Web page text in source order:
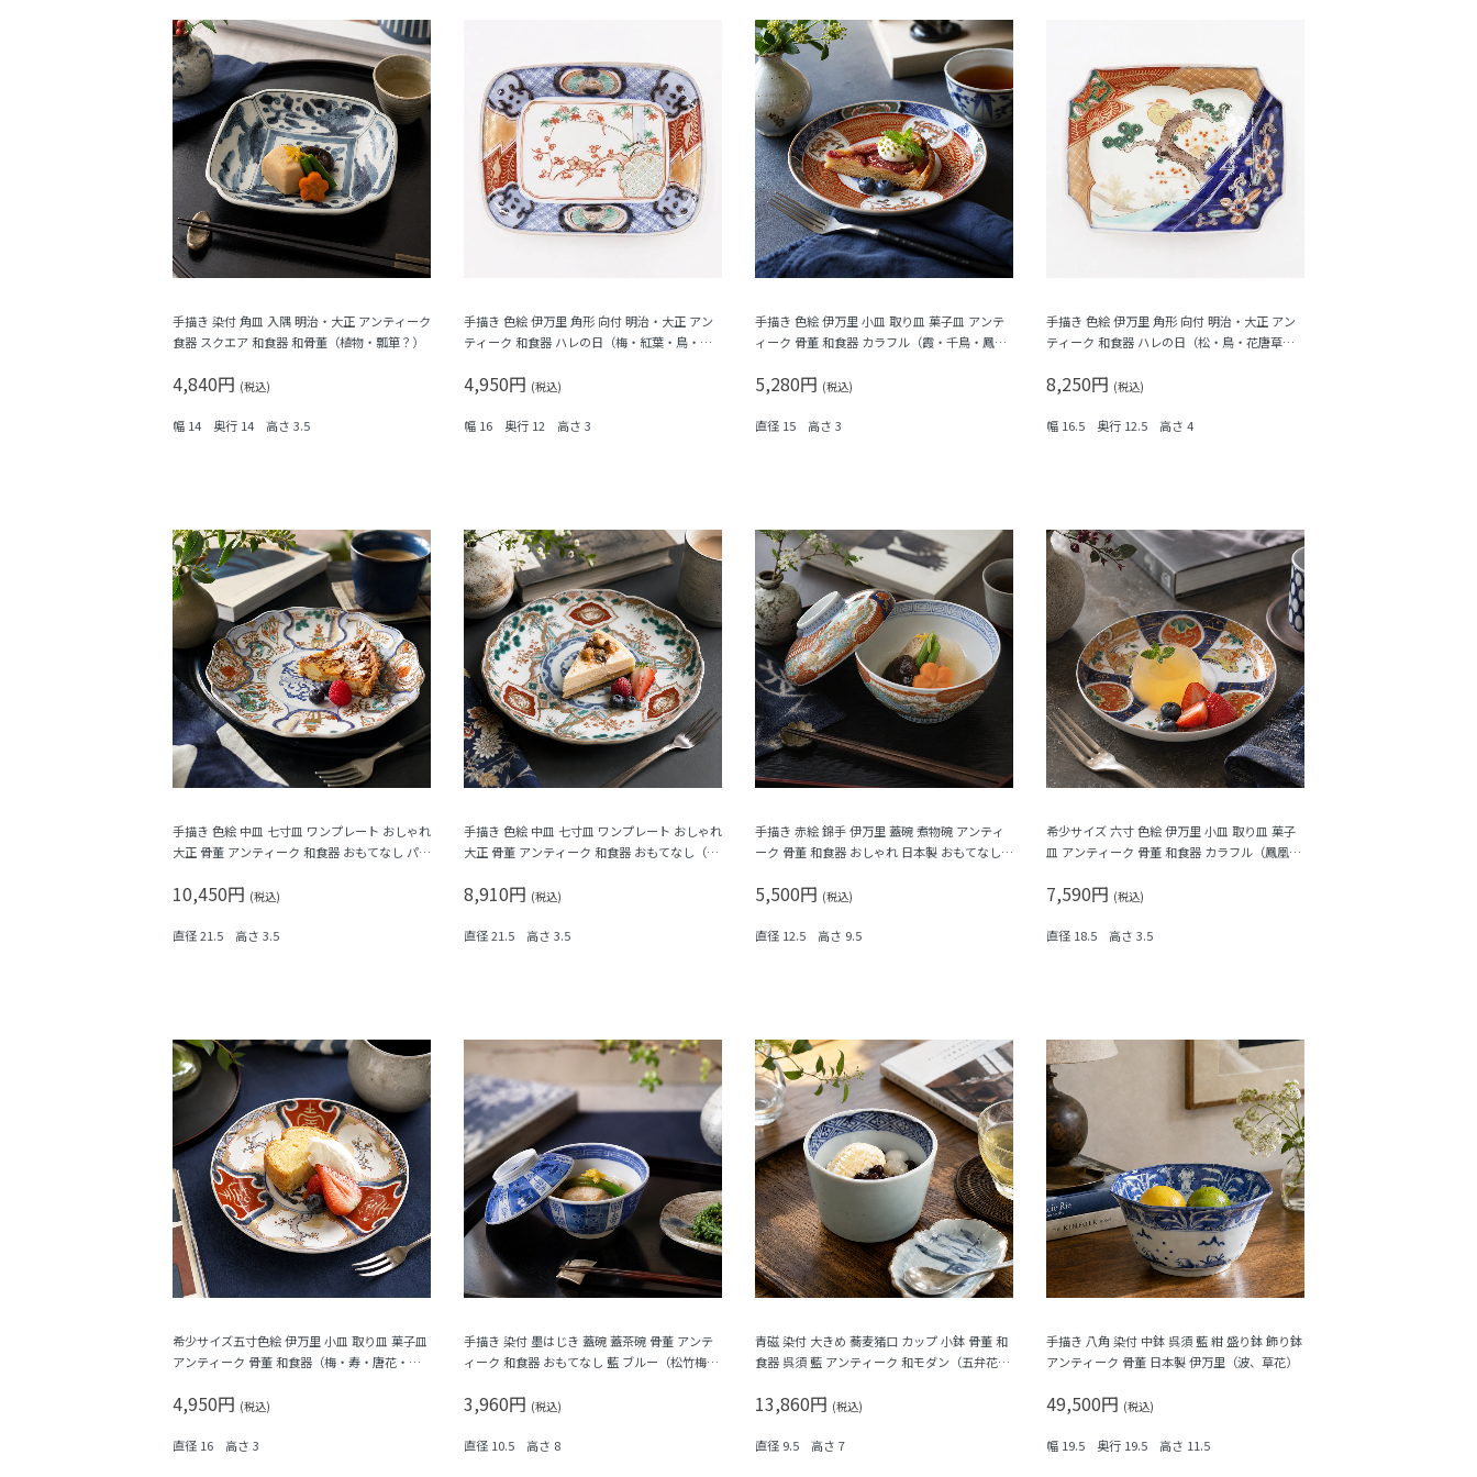
手描き 染付 角皿 入隅 明治・大正 アンティーク
食器 スクエア 和食器 和骨董（植物・瓢箪？）
4,840円 (税込)
幅 14 奥行 14 高さ 3.5
手描き 色絵 伊万里 角形 向付 明治・大正 アン
ティーク 和食器 ハレの日（梅・紅葉・鳥・格
4,950円 (税込)
幅 16 奥行 12 高さ 3
手描き 色絵 伊万里 小皿 取り皿 菓子皿 アンテ
ィーク 骨董 和食器 カラフル（霞・千鳥・鳳
5,280円 (税込)
直径 15 高さ 3
手描き 色絵 伊万里 角形 向付 明治・大正 アン
ティーク 和食器 ハレの日（松・鳥・花唐草・
8,250円 (税込)
幅 16.5 奥行 12.5 高さ 4
手描き 色絵 中皿 七寸皿 ワンプレート おしゃれ
大正 骨董 アンティーク 和食器 おもてなし パス
10,450円 (税込)
直径 21.5 高さ 3.5
手描き 色絵 中皿 七寸皿 ワンプレート おしゃれ
大正 骨董 アンティーク 和食器 おもてなし（松
8,910円 (税込)
直径 21.5 高さ 3.5
手描き 赤絵 錦手 伊万里 蓋碗 煮物碗 アンティ
ーク 骨董 和食器 おしゃれ 日本製 おもてなし
5,500円 (税込)
直径 12.5 高さ 9.5
希少サイズ 六寸 色絵 伊万里 小皿 取り皿 菓子
皿 アンティーク 骨董 和食器 カラフル（鳳凰・
7,590円 (税込)
直径 18.5 高さ 3.5
希少サイズ五寸色絵 伊万里 小皿 取り皿 菓子皿
アンティーク 骨董 和食器（梅・寿・唐花・
4,950円 (税込)
直径 16 高さ 3
手描き 染付 墨はじき 蓋碗 蓋茶碗 骨董 アンテ
ィーク 和食器 おもてなし 藍 ブルー（松竹梅・
3,960円 (税込)
直径 10.5 高さ 8
青磁 染付 大きめ 蕎麦猪口 カップ 小鉢 骨董 和
食器 呉須 藍 アンティーク 和モダン（五弁花・
13,860円 (税込)
直径 9.5 高さ 7
手描き 八角 染付 中鉢 呉須 藍 紺 盛り鉢 飾り鉢
アンティーク 骨董 日本製 伊万里（波、草花）
49,500円 (税込)
幅 19.5 奥行 19.5 高さ 11.5